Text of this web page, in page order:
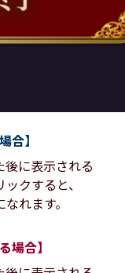
合】
後に表示される
クすると、
れます。
場合】